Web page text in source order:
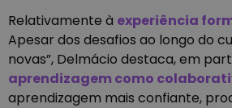
Relativamente à experiência
Apesar dos desafios ao longo do
novas”, Delmácio destaca, em
aprendizagem como
aprendizagem mais confiante,